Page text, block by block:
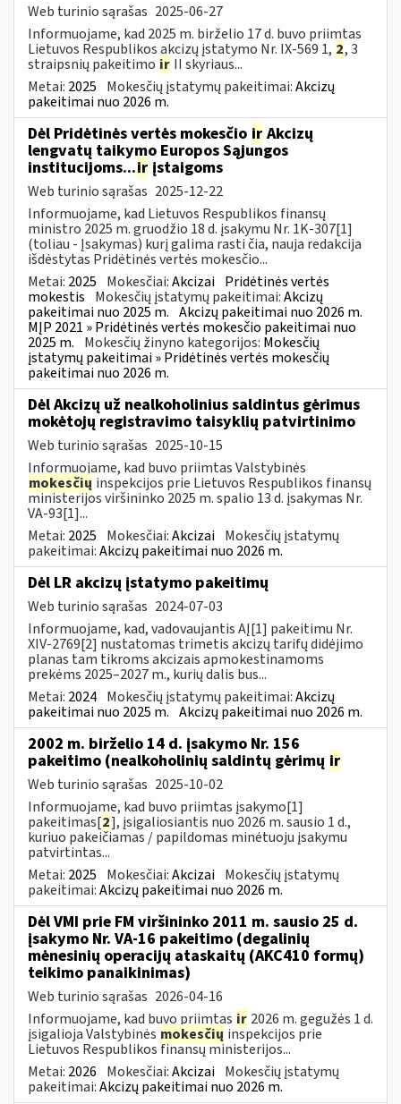
Web turinio sąrašas 2025-06-27
Informuojame, kad 2025 m. birželio 17 d. buvo priimtas
Lietuvos Respublikos akcizų įstatymo Nr. IX-569 1, 2, 3
straipsnių pakeitimo ir II skyriaus...
Metai: 2025 Mokesčių įstatymų pakeitimai:Akcizų
pakeitimai nuo 2026 m.
Dėl Pridėtinės vertės mokesčio ir Akcizų
lengvatų taikymo Europos Sąjungos
institucijoms...ir įstaigoms
Web turinio sąrašas 2025-12-22
Informuojame, kad Lietuvos Respublikos finansų
ministro 2025 m. gruodžio 18 d. įsakymu Nr. 1K-307[1]
(toliau - Įsakymas) kurį galima rasti čia, nauja redakcija
išdėstytas Pridėtinės vertės mokesčio...
Metai: 2025 Mokesčiai:Akcizai Pridėtinės vertės
mokestis Mokesčių įstatymų pakeitimai:Akcizų
pakeitimai nuo 2025 m. Akcizų pakeitimai nuo 2026 m.
MĮP 2021 » Pridėtinės vertės mokesčio pakeitimai nuo
2025 m. Mokesčių žinyno kategorijos: Mokesčių
įstatymų pakeitimai » Pridėtinės vertės mokesčių
pakeitimai nuo 2026 m.
Dėl Akcizų už nealkoholinius saldintus gėrimus
mokėtojų registravimo taisyklių patvirtinimo
Web turinio sąrašas 2025-10-15
Informuojame, kad buvo priimtas Valstybinės
mokesčių inspekcijos prie Lietuvos Respublikos finansų
ministerijos viršininko 2025 m. spalio 13 d. įsakymas Nr.
VA-93[1]...
Metai: 2025 Mokesčiai:Akcizai Mokesčių įstatymų
pakeitimai:Akcizų pakeitimai nuo 2026 m.
Dėl LR akcizų įstatymo pakeitimų
Web turinio sąrašas 2024-07-03
Informuojame, kad, vadovaujantis AĮ[1] pakeitimu Nr.
XIV-2769[2] nustatomas trimetis akcizų tarifų didėjimo
planas tam tikroms akcizais apmokestinamoms
prekėms 2025–2027 m., kurių dalis bus...
Metai: 2024 Mokesčių įstatymų pakeitimai:Akcizų
pakeitimai nuo 2025 m. Akcizų pakeitimai nuo 2026 m.
2002 m. birželio 14 d. įsakymo Nr. 156
pakeitimo (nealkoholinių saldintų gėrimų ir
Web turinio sąrašas 2025-10-02
Informuojame, kad buvo priimtas įsakymo[1]
pakeitimas[2], įsigaliosiantis nuo 2026 m. sausio 1 d.,
kuriuo pakeičiamas / papildomas minėtuoju įsakymu
patvirtintas...
Metai: 2025 Mokesčiai:Akcizai Mokesčių įstatymų
pakeitimai:Akcizų pakeitimai nuo 2026 m.
Dėl VMI prie FM viršininko 2011 m. sausio 25 d.
įsakymo Nr. VA-16 pakeitimo (degalinių
mėnesinių operacijų ataskaitų (AKC410 formų)
teikimo panaikinimas)
Web turinio sąrašas 2026-04-16
Informuojame, kad buvo priimtas ir 2026 m. gegužės 1 d.
įsigalioja Valstybinės mokesčių inspekcijos prie
Lietuvos Respublikos finansų ministerijos...
Metai: 2026 Mokesčiai:Akcizai Mokesčių įstatymų
pakeitimai:Akcizų pakeitimai nuo 2026 m.